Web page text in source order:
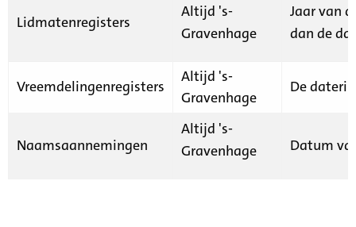
Lidmatenregisters
Altijd 's-
Gravenhage
Jaar van
dan de
Vreemdelingenregisters
Altijd 's-
Gravenhage
De
Naamsaannemingen
Altijd 's-
Gravenhage
Datum